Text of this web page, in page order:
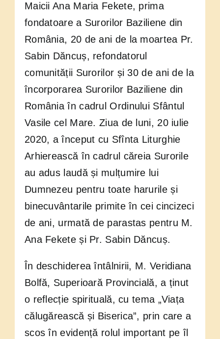
Maicii Ana Maria Fekete, prima
fondatoare a Surorilor Baziliene din
România, 20 de ani de la moartea Pr.
Sabin Dăncuș, refondatorul
comunității Surorilor și 30 de ani de la
încorporarea Surorilor Baziliene din
România în cadrul Ordinului Sfântul
Vasile cel Mare. Ziua de luni, 20 iulie
2020, a început cu Sfînta Liturghie
Arhierească în cadrul căreia Surorile
au adus laudă și mulțumire lui
Dumnezeu pentru toate harurile și
binecuvântarile primite în cei cincizeci
de ani, urmată de parastas pentru M.
Ana Fekete și Pr. Sabin Dăncuș.
În deschiderea întâlnirii, M. Veridiana
Bolfă, Superioară Provincială, a ținut
o reflecție spirituală, cu tema „Viața
călugărească și Biserica”, prin care a
scos în evidență rolul important pe îl